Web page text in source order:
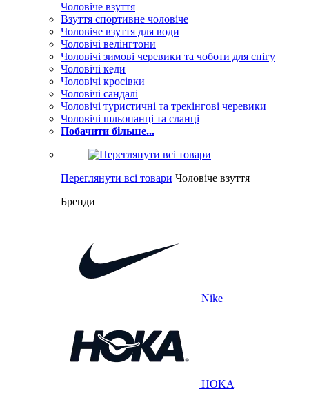
Чоловіче взуття
Взуття спортивне чоловіче
Чоловіче взуття для води
Чоловічі велінгтони
Чоловічі зимові черевики та чоботи для снігу
Чоловічі кеди
Чоловічі кросівки
Чоловічі сандалі
Чоловічі туристичні та трекінгові черевики
Чоловічі шльопанці та сланці
Побачити більше...
Переглянути всі товари Чоловіче взуття
Бренди
Nike
HOKA